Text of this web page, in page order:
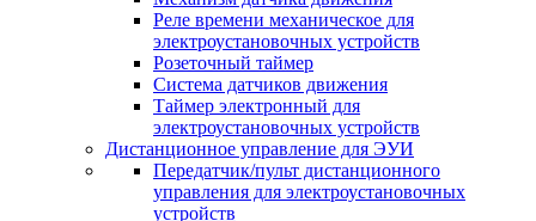
Реле времени механическое для
электроустановочных устройств
Розеточный таймер
Система датчиков движения
Таймер электронный для
электроустановочных устройств
Дистанционное управление для ЭУИ
Передатчик/пульт дистанционного
управления для электроустановочных
устройств